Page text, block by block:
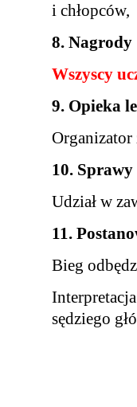
i chłopców,
8. Nagrody
Wszyscy
9. Opieka
Organizator
10.
Udział w
11.
Bieg
sędziego